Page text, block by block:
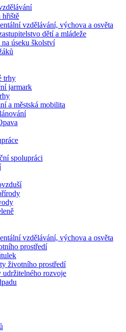
hřiště
vzdělávání, výchova a osvěta
dětí a mládeže
úseku školství
trhy
jarmark
a městská mobilita
spolupráci
vzdělávání, výchova a osvěta
prostředí
životního prostředí
udržitelného rozvoje